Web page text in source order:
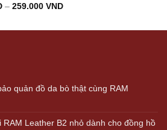
– 259.000 VND
quản đồ da bò thật cùng RAM
Leather B2 nhỏ dành cho đồng hồ